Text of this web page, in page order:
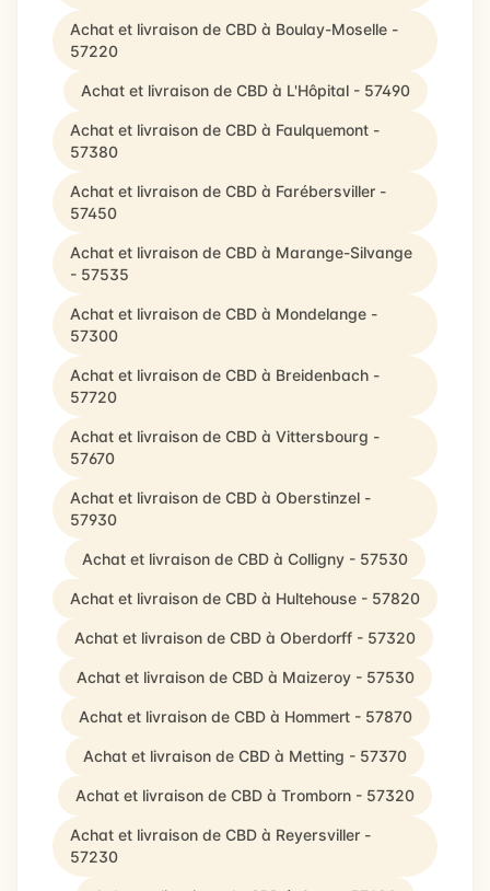
Achat et livraison de CBD à Boulay-Moselle -
57220
Achat et livraison de CBD à L'Hôpital - 57490
Achat et livraison de CBD à Faulquemont -
57380
Achat et livraison de CBD à Farébersviller -
57450
Achat et livraison de CBD à Marange-Silvange
- 57535
Achat et livraison de CBD à Mondelange -
57300
Achat et livraison de CBD à Breidenbach -
57720
Achat et livraison de CBD à Vittersbourg -
57670
Achat et livraison de CBD à Oberstinzel -
57930
Achat et livraison de CBD à Colligny - 57530
Achat et livraison de CBD à Hultehouse - 57820
Achat et livraison de CBD à Oberdorff - 57320
Achat et livraison de CBD à Maizeroy - 57530
Achat et livraison de CBD à Hommert - 57870
Achat et livraison de CBD à Metting - 57370
Achat et livraison de CBD à Tromborn - 57320
Achat et livraison de CBD à Reyersviller -
57230